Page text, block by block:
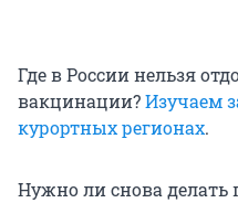
Где в России нельзя
вакцинации?Изучаем
курортных регионах.
Нужно ли снова делать